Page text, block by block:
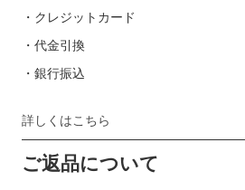
・クレジットカード
・代金引換
・銀行振込
詳しくはこちら
ご返品について